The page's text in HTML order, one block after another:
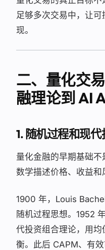
足够多次交易中，让
现。
二、量化交
融理论到 AI
1. 随机过程和现
量化金融的早期基础不
数学描述价格、收益和
1900 年，Louis
随机过程思想。1952
代投资组合理论，用
衡。此后 CAPM、有